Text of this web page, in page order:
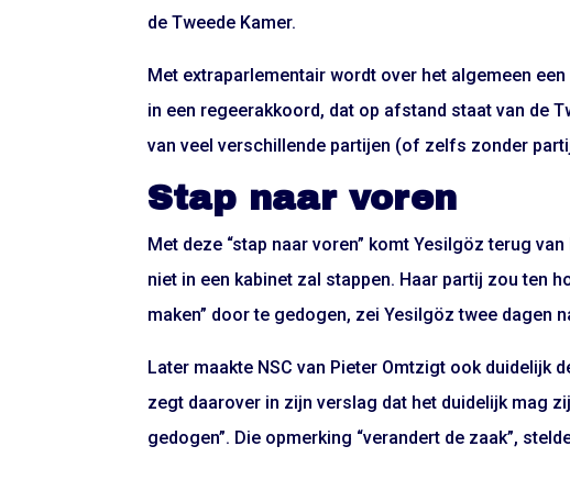
de Tweede Kamer.
Met extraparlementair wordt over het algemeen
in een regeerakkoord, dat op afstand staat van de
van veel verschillende partijen (of zelfs zonder
Stap naar voren
Met deze “stap naar voren” komt Yesilgöz terug
niet in een kabinet zal stappen. Haar partij zou ten
maken” door te gedogen, zei Yesilgöz twee dagen
Later maakte NSC van Pieter Omtzigt ook
zegt daarover in zijn verslag dat het duidelijk mag
gedogen”. Die opmerking “verandert de zaak”,